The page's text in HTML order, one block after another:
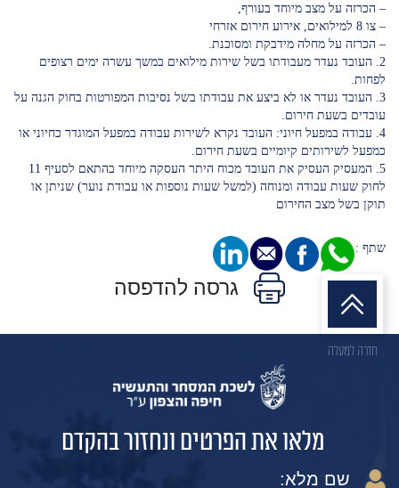
– הכרזה על מצב מיוחד בעורף,
– צו 8 למילואים, אירוע חירום אזרחי
– הכרזה על מחלה מידבקת ומסוכנת.
2. העובד נעדר מעבודתו בשל שירות מילואים במשך עשרה ימים רצופים
לפחות.
3. העובד נעדר או לא ביצע את עבודתו בשל נסיבות המפורטות בחוק הגנה על
עובדים בשעת חירום.
4. עבודה במפעל חיוני: העובד נקרא לשירות עבודה במפעל המוגדר כחיוני או
כמפעל לשירותים קיומיים בשעת חירום.
5. המעסיק העסיק את העובד מכוח היתר העסקה מיוחד בהתאם לסעיף 11
לחוק שעות עבודה ומנוחה (למשל שעות נוספות או עבודת נוער) שניתן או
תוקן בשל מצב החירום
שתף :
גרסה להדפסה
חזרה למעלה
מלאו את הפרטים ונחזור בהקדם